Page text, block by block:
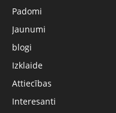
Padomi
Jaunumi
blogi
Izklaide
Attiecības
Interesanti